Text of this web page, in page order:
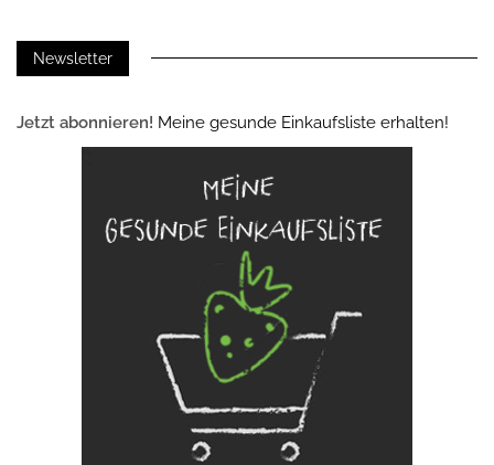
Newsletter
Jetzt abonnieren! Meine gesunde Einkaufsliste erhalten!